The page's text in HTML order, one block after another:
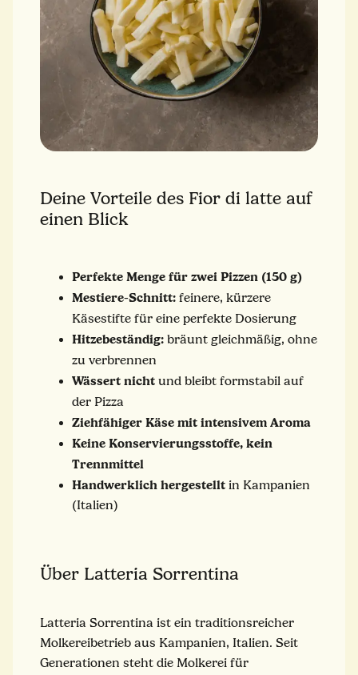
Deine Vorteile des Fior di latte auf
einen Blick
Perfekte Menge für zwei Pizzen (150 g)
Mestiere-Schnitt: feinere, kürzere
Käsestifte für eine perfekte Dosierung
Hitzebeständig: bräunt gleichmäßig, ohne
zu verbrennen
Wässert nicht und bleibt formstabil auf
der Pizza
Ziehfähiger Käse mit intensivem Aroma
Keine Konservierungsstoffe, kein
Trennmittel
Handwerklich hergestellt in Kampanien
(Italien)
Über Latteria Sorrentina
Latteria Sorrentina ist ein traditionsreicher
Molkereibetrieb aus Kampanien, Italien. Seit
Generationen steht die Molkerei für